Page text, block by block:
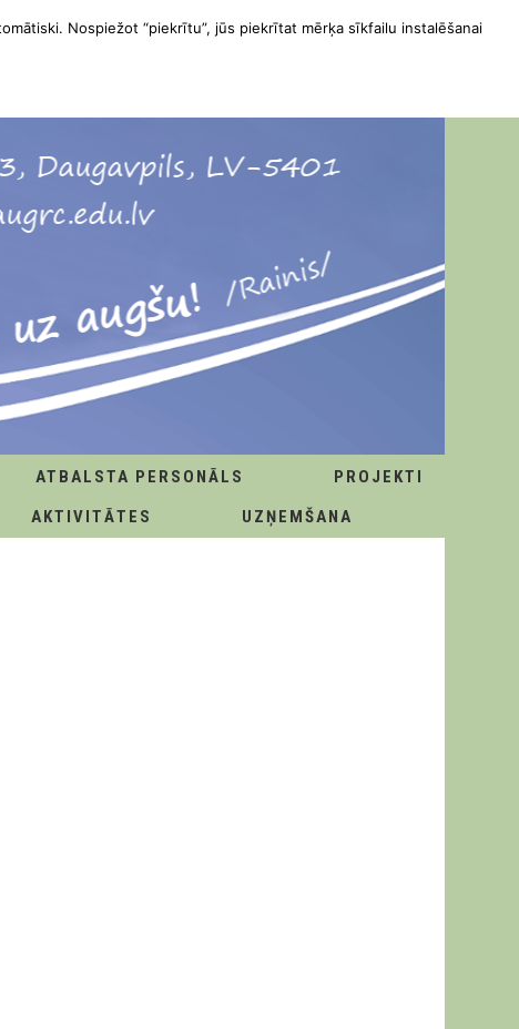
ATBALSTA PERSONĀLS
PROJEKTI
AKTIVITĀTES UZŅEMŠANA
Nospiežot “piekrītu”, jūs piekrītat mērķa sīkfailu instalēšanai